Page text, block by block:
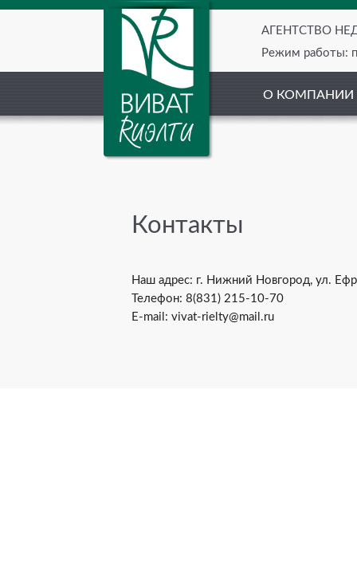
АГЕНТСТВО
Режим работы:
О КОМПАНИИ
Контакты
Наш адрес: г. Нижний Новгород, ул.
Телефон: 8(831) 215-10-70
E-mail: vivat-rielty@mail.ru